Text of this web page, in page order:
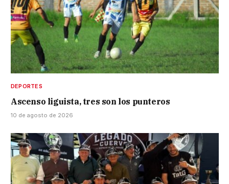
DEPORTES
Ascenso liguista, tres son los punteros
10 de agosto de 2026